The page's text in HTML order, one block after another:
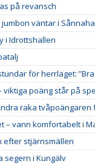
på revansch
väntar i
i Idrottshallen
för herrlaget:
viktiga poäng står på
raka
– vann komfortabelt i
efter stjärnsmällen
segern i Kungälv